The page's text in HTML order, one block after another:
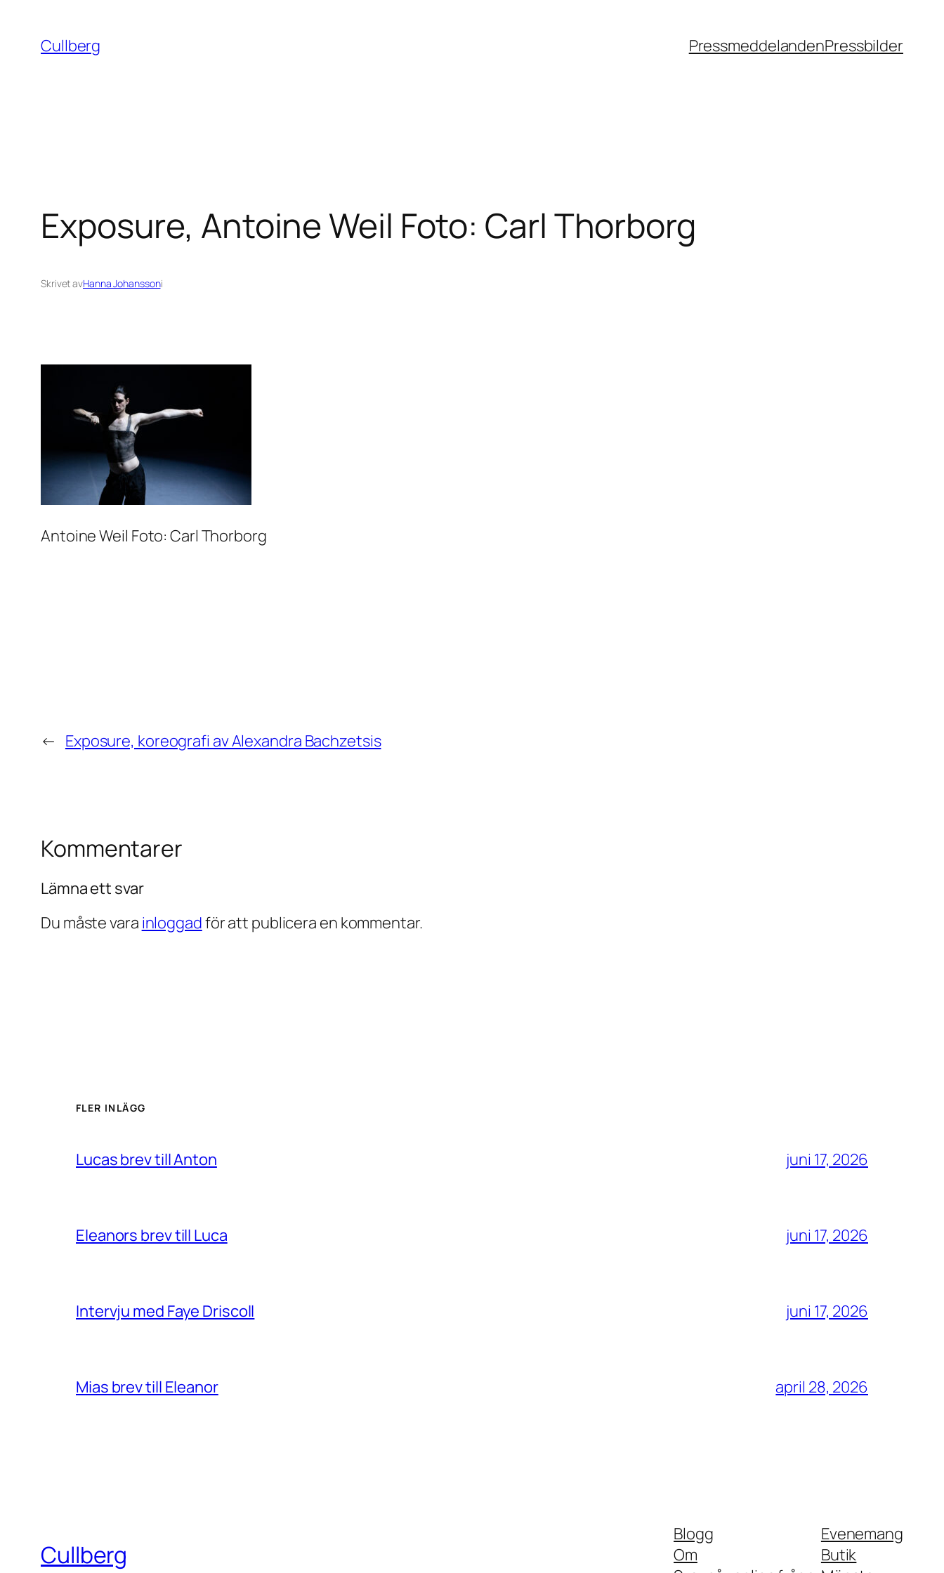
innehåll
Cullberg PressmeddelandenPressbilder
Exposure, Antoine Weil Foto: Carl Thorborg
Skrivet avHanna Johanssoni
Antoine Weil Foto: Carl Thorborg
← Exposure, koreografi av Alexandra Bachzetsis
Kommentarer
Lämna ett svar
Du måste vara inloggadför att publicera en kommentar.
FLER INLÄGG
Lucas brev till Anton juni 17, 2026
Eleanors brev till Luca juni 17, 2026
Intervju med Faye Driscoll juni 17, 2026
Mias brev till Eleanor april 28, 2026
Cullberg
Blogg
Om
Evenemang
Butik